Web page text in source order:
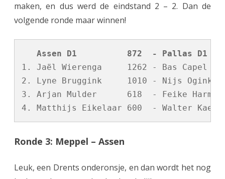
maken, en dus werd de eindstand 2 – 2. Dan de
volgende ronde maar winnen!
Assen D1          872  - Pallas D1
1. Jaël Wierenga     1262 - Bas Capel
2. Lyne Bruggink     1010 - Nijs Ogink
3. Arjan Mulder      618  - Feike
Ronde 3: Meppel – Assen
Leuk, een Drents onderonsje, en dan wordt het nog